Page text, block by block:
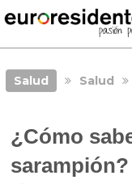
Salud Salud
¿Cómo
sarampión?